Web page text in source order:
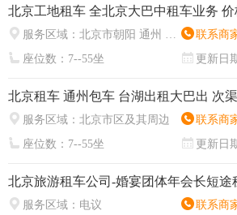
北京工地租车 全北京大巴中租车业务
服务区域： 北京市朝阳 通州 大兴 海淀 昌平 怀柔密云 延庆 石景山门头沟 房山
联系商
座位数： 7--55坐 更新日
北京租车 通州包车 台湖出租大巴出 次
服务区域： 北京市区及其周边
联系商
座位数： 7--55坐 更新日
北京旅游租车公司-婚宴团体年会长短途
服务区域： 电议
联系商